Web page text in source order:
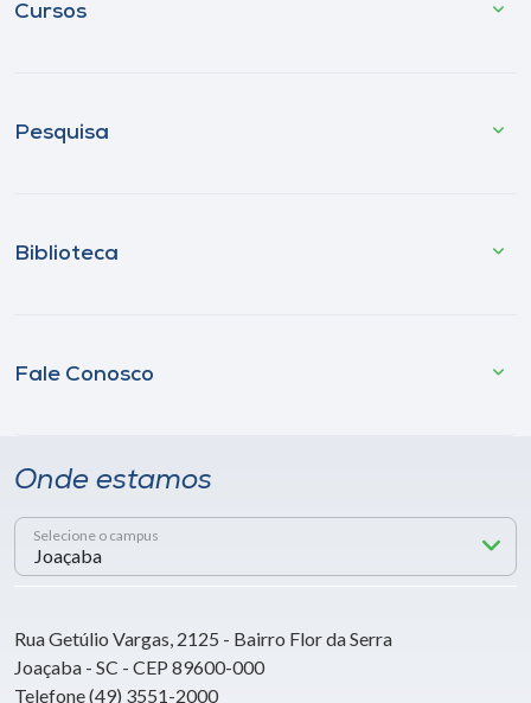
Cursos
Pesquisa
Biblioteca
Fale Conosco
Onde estamos
Selecione o campus
Rua Getúlio Vargas, 2125 - Bairro Flor da Serra
Joaçaba - SC - CEP 89600-000
Telefone (49) 3551-2000